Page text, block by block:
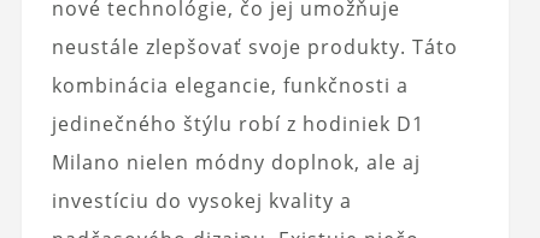
nové technológie, čo jej umožňuje
neustále zlepšovať svoje produkty. Táto
kombinácia elegancie, funkčnosti a
jedinečného štýlu robí z hodiniek D1
Milano nielen módny doplnok, ale aj
investíciu do vysokej kvality a